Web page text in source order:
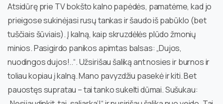
Atsidūrę prie TV bokšto kalno papėdės, pamatėme, kad jo
prieigose sukinėjasi rusų tankas ir šaudo iš pabūklo (bet
tuščiais šūviais). Į kalną, kaip skruzdėlės plūdo žmonių
minios. Pasigirdo panikos apimtas balsas: „Dujos,
nuodingos dujos!..“. Užsirišau šaliką ant nosies ir burnos ir
toliau kopiau į kalną. Mano pavyzdžiu pasekė ir kiti. Bet
pauostęs supratau – tai tanko sukelti dūmai. Sušukau: